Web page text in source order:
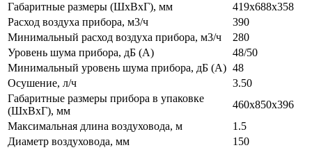
Габаритные размеры (ШxВxГ), мм
419x688x358
Расход воздуха прибора, м3/ч
390
Минимальный расход воздуха прибора, м3/ч
280
Уровень шума прибора, дБ (A)
48/50
Минимальный уровень шума прибора, дБ (A) 48
Осушение, л/ч
3.50
Габаритные размеры прибора в упаковке
(ШxВxГ), мм
460x850x396
Максимальная длина воздуховода, м
1.5
Диаметр воздуховода, мм
150